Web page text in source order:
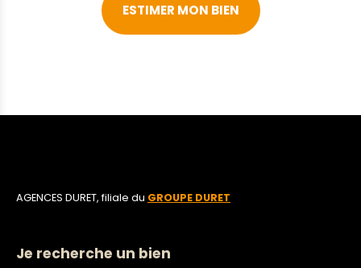
ESTIMER MON BIEN
AGENCES DURET, filiale du GROUPE DURET
Je recherche un bien